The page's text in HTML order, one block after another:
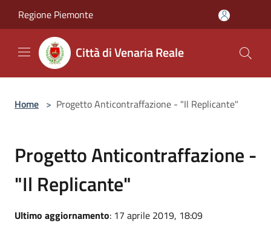
Regione Piemonte
Città di Venaria Reale
Home > Progetto Anticontraffazione - "Il Replicante"
Progetto Anticontraffazione -
"Il Replicante"
Ultimo aggiornamento: 17 aprile 2019, 18:09